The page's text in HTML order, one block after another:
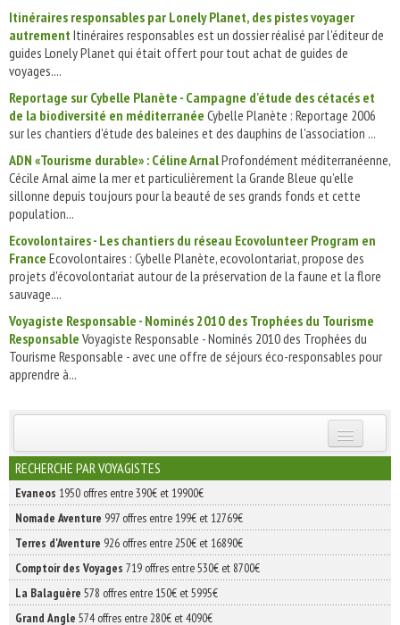
Itinéraires responsables par Lonely Planet, des pistes voyager
autrement Itinéraires responsables est un dossier réalisé par l'éditeur de
guides Lonely Planet qui était offert pour tout achat de guides de
voyages....
Reportage sur Cybelle Planète - Campagne d'étude des cétacés et
de la biodiversité en méditerranée Cybelle Planète : Reportage 2006
sur les chantiers d'étude des baleines et des dauphins de l'association ...
ADN «Tourisme durable» : Céline ArnalProfondément méditerranéenne,
Cécile Arnal aime la mer et particulièrement la Grande Bleue qu’elle
sillonne depuis toujours pour la beauté de ses grands fonds et cette
population...
Ecovolontaires - Les chantiers du réseau Ecovolunteer Program en
France Ecovolontaires : Cybelle Planète, ecovolontariat, propose des
projets d'écovolontariat autour de la préservation de la faune et la flore
sauvage....
Voyagiste Responsable - Nominés 2010 des Trophées du Tourisme
Responsable Voyagiste Responsable - Nominés 2010 des Trophées du
Tourisme Responsable - avec une offre de séjours éco-responsables pour
apprendre à...
INSCRIVEZ-VOUS | ABONNEZ-VOUS
RECHERCHE PAR VOYAGISTES
Evaneos 1950 offres entre 390€ et 19900€
Nomade Aventure 997 offres entre 199€ et 12769€
Terres d'Aventure 926 offres entre 250€ et 16890€
Comptoir des Voyages 719 offres entre 530€ et 8700€
La Balaguère 578 offres entre 150€ et 5995€
Grand Angle 574 offres entre 280€ et 4090€